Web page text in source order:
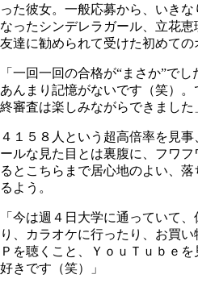
った彼女。一般応募から、いき
なったシンデレラガール、立花恵
友達に勧められて受けた初めての
「一回一回の合格が“まさか”で
あんまり記憶がないです（笑）
終審査は楽しみながらできました
４１５８人という超高倍率を見
ールな見た目とは裏腹に、フワ
るとこちらまで居心地のよい、
るよう。
「今は週４日大学に通っていて
り、カラオケに行ったり、お買い
Ｐを聴くこと、ＹｏｕＴｕｂｅ
好きです（笑）」